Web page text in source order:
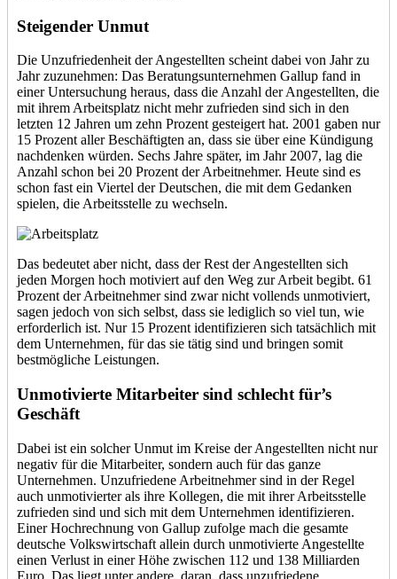
Steigender Unmut
Die Unzufriedenheit der Angestellten scheint dabei von Jahr zu
Jahr zuzunehmen: Das Beratungsunternehmen Gallup fand in
einer Untersuchung heraus, dass die Anzahl der Angestellten, die
mit ihrem Arbeitsplatz nicht mehr zufrieden sind sich in den
letzten 12 Jahren um zehn Prozent gesteigert hat. 2001 gaben nur
15 Prozent aller Beschäftigten an, dass sie über eine Kündigung
nachdenken würden. Sechs Jahre später, im Jahr 2007, lag die
Anzahl schon bei 20 Prozent der Arbeitnehmer. Heute sind es
schon fast ein Viertel der Deutschen, die mit dem Gedanken
spielen, die Arbeitsstelle zu wechseln.
Das bedeutet aber nicht, dass der Rest der Angestellten sich
jeden Morgen hoch motiviert auf den Weg zur Arbeit begibt. 61
Prozent der Arbeitnehmer sind zwar nicht vollends unmotiviert,
sagen jedoch von sich selbst, dass sie lediglich so viel tun, wie
erforderlich ist. Nur 15 Prozent identifizieren sich tatsächlich mit
dem Unternehmen, für das sie tätig sind und bringen somit
bestmögliche Leistungen.
Unmotivierte Mitarbeiter sind schlecht für’s
Geschäft
Dabei ist ein solcher Unmut im Kreise der Angestellten nicht nur
negativ für die Mitarbeiter, sondern auch für das ganze
Unternehmen. Unzufriedene Arbeitnehmer sind in der Regel
auch unmotivierter als ihre Kollegen, die mit ihrer Arbeitsstelle
zufrieden sind und sich mit dem Unternehmen identifizieren.
Einer Hochrechnung von Gallup zufolge mach die gesamte
deutsche Volkswirtschaft allein durch unmotivierte Angestellte
einen Verlust in einer Höhe zwischen 112 und 138 Milliarden
Euro. Das liegt unter andere, daran, dass unzufriedene